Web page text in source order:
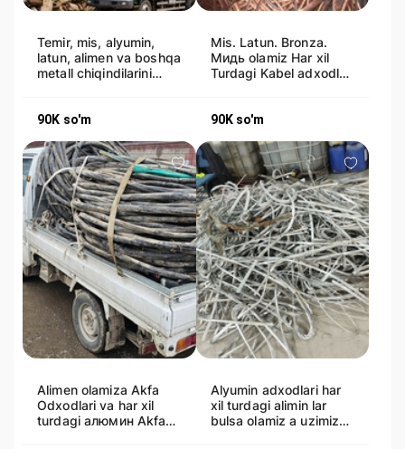
Temir, mis, alyumin,
latun, alimen va boshqa
metall chiqindilarini
90K so'm
Mis. Latun. Bronza.
Мидь olamiz Har xil
Turdagi Kabel adxodlar
90K so'm
Alimen olamiza Akfa
Odxodlari va har xil
turdagi алюмин Akfa
Alyumin adxodlari har
xil turdagi alimin lar
bulsa olamiz a uzimiz